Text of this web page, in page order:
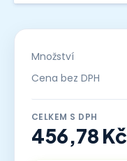
Množství
Cena bez DPH
CELKEM S DPH
456,78 Kč